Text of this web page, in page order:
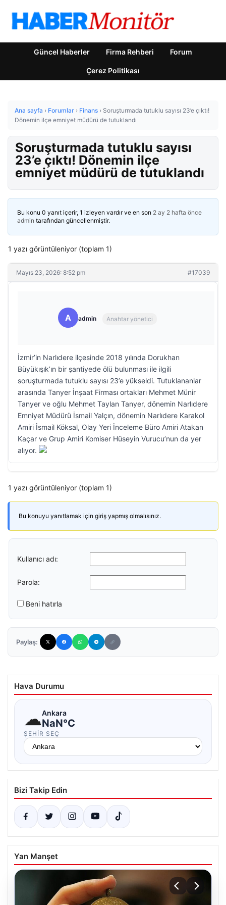
Güncel Haberler Firma Rehberi Forum
Çerez Politikası
Ana sayfa › Forumlar › Finans › Soruşturmada tutuklu sayısı 23’e çıktı!
Dönemin ilçe emniyet müdürü de tutuklandı
Soruşturmada tutuklu sayısı
23’e çıktı! Dönemin ilçe
emniyet müdürü de tutuklandı
Bu konu 0 yanıt içerir, 1 izleyen vardır ve en son 2 ay 2 hafta önce
admin tarafından güncellenmiştir.
1 yazı görüntüleniyor (toplam 1)
Mayıs 23, 2026: 8:52 pm #17039
A admin Anahtar yönetici
İzmir’in Narlıdere ilçesinde 2018 yılında Dorukhan
Büyükışık’ın bir şantiyede ölü bulunması ile ilgili
soruşturmada tutuklu sayısı 23’e yükseldi. Tutuklananlar
arasında Tanyer İnşaat Firması ortakları Mehmet Münir
Tanyer ve oğlu Mehmet Taylan Tanyer, dönemin Narlıdere
Emniyet Müdürü İsmail Yalçın, dönemin Narlıdere Karakol
Amiri İsmail Köksal, Olay Yeri İnceleme Büro Amiri Atakan
Kaçar ve Grup Amiri Komiser Hüseyin Vurucu’nun da yer
alıyor.
1 yazı görüntüleniyor (toplam 1)
Bu konuyu yanıtlamak için giriş yapmış olmalısınız.
Kullanıcı adı:
Parola:
Beni hatırla
Paylaş:
Hava Durumu
☁Ankara
NaN°C
ŞEHIR SEÇ
Bizi Takip Edin
Yan Manşet